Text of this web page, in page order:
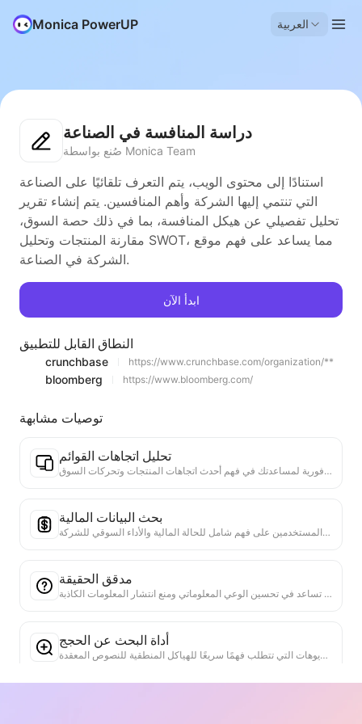
Monica PowerUP العربية
دراسة المنافسة في الصناعة
صُنع بواسطة Monica Team
استنادًا إلى محتوى الويب، يتم التعرف تلقائيًا على الصناعة
التي تنتمي إليها الشركة وأهم المنافسين. يتم إنشاء تقرير
تحليل تفصيلي عن هيكل المنافسة، بما في ذلك حصة السوق،
مقارنة المنتجات وتحليل SWOT، مما يساعد على فهم موقع
الشركة في الصناعة.
ابدأ الآن
النطاق القابل للتطبيق
crunchbase https://www.crunchbase.com/organization/**
bloomberg https://www.bloomberg.com/
توصيات مشابهة
تحليل اتجاهات القوائم
تحليل بيانات القوائم الحالية، وإنتاج تقرير الاتجاهات. التعرف على الفئات الشائعة، وأنواع المنتجات التي ترتفع بسرعة، والتقنيات الناشئة. تقديم رؤى سوقية فورية لمساعدتك في فهم أحدث اتجاهات المنتجات وتحركات السوق.
بحث البيانات المالية
إجراء بحث عميق في عدة مصادر بيانات موثوقة حول المؤشرات المالية أو النقاط البيانية المذكورة في الصفحة الحالية. تقديم مقارنة للبيانات التاريخية ومعايير الصناعة، لمساعدة المستخدمين على فهم شامل للحالة المالية والأداء السوقي للشركة.
مدقق الحقيقة
أداة فعالة مخصصة للتحقق من موثوقية محتوى الويب. تحدد تلقائيًا البيانات والادعاءات الرئيسية وتتحقق منها مقابل مصادر خارجية موثوقة. تقيّم مصداقية البيانات المهمة وتوفر شرحًا للنتائج والروابط إلى المصادر الحقيقية. تساعد في تحسين الوعي المعلوماتي ومنع انتشار المعلومات الكاذبة.
أداة البحث عن الحجج
مصمم خصيصًا لتحليل شامل لوجهات النظر المتعددة في محتوى الويب والأدلة الداعمة لها. يمكنه التعرف تلقائيًا على النقاط الرئيسية واستخراج المعلومات الداعمة المباشرة والضمنية بدقة، وعرض نتائج التحليل بطريقة منظمة. هذه الأداة تعزز بشكل كبير من كفاءة وعمق تحليل الحجج، وهي مناسبة للبحث الأكاديمي، وتحليل السياسات، وغيرها من السيناريوهات التي تتطلب فهمًا سريعًا للهياكل المنطقية للنصوص المعقدة.